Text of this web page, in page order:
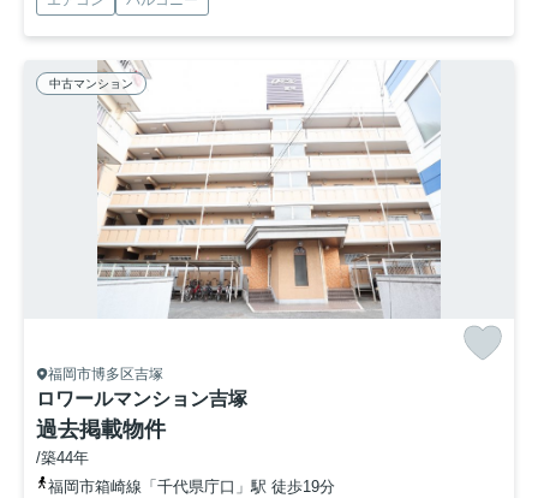
中古マンション
福岡市博多区吉塚
ロワールマンション吉塚
過去掲載物件
/築44年
福岡市箱崎線「千代県庁口」駅 徒歩19分